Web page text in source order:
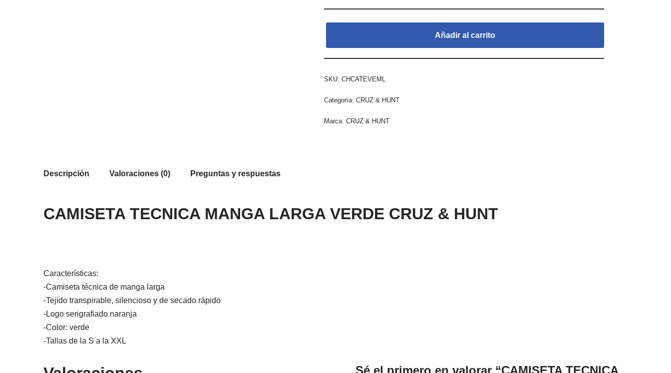
Añadir al carrito
SKU: CHCATEVEML
Categoría: CRUZ & HUNT
Marca: CRUZ & HUNT
Descripción Valoraciones (0) Preguntas y respuestas
CAMISETA TECNICA MANGA LARGA VERDE CRUZ & HUNT
Características:
-Camiseta técnica de manga larga
-Tejido transpirable, silencioso y de secado rápido
-Logo serigrafiado naranja
-Color: verde
-Tallas de la S a la XXL
Sé el primero en valorar “CAMISETA TECNICA